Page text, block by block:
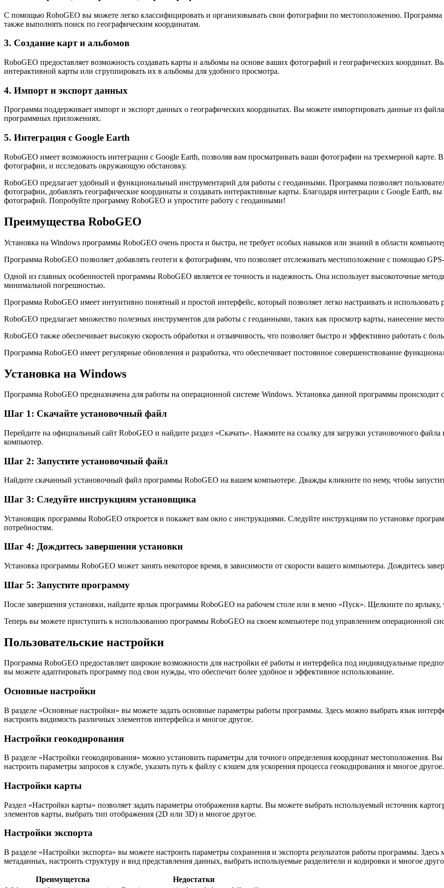
С помощью RoboGEO вы можете легко классифицировать и организовывать свои фотографии по местоположению. Программа
также выполнять поиск по географическим координатам.
3. Создание карт и альбомов
RoboGEO предоставляет возможность создавать карты и альбомы на основе ваших фотографий и географических координат.
интерактивной карты или сгруппировать их в альбомы для удобного просмотра.
4. Импорт и экспорт данных
Программа поддерживает импорт и экспорт данных о географических координатах. Вы можете импортировать данные из
программных приложениях.
5. Интеграция с Google Earth
RoboGEO имеет возможность интеграции с Google Earth, позволяя вам просматривать ваши фотографии на трехмерной
фотографии, и исследовать окружающую обстановку.
RoboGEO предлагает удобный и функциональный инструментарий для работы с геоданными. Программа позволяет
фотографии, добавлять географические координаты и создавать интерактивные карты. Благодаря интеграции с Google Earth,
фотографий. Попробуйте программу RoboGEO и упростите работу с геоданными!
Преимущества RoboGEO
Установка на Windows программы RoboGEO очень проста и быстра, не требует особых навыков или знаний в области
Программа RoboGEO позволяет добавлять геотеги к фотографиям, что позволяет отслеживать местоположение с помощью
Одной из главных особенностей программы RoboGEO является ее точность и надежность. Она использует высокоточные
минимальной погрешностью.
Программа RoboGEO имеет интуитивно понятный и простой интерфейс, который позволяет легко настраивать и
RoboGEO предлагает множество полезных инструментов для работы с геоданными, таких как просмотр карты, нанесение
RoboGEO также обеспечивает высокую скорость обработки и отзывчивость, что позволяет быстро и эффективно работать с
Программа RoboGEO имеет регулярные обновления и разработка, что обеспечивает постоянное совершенствование
Установка на Windows
Программа RoboGEO предназначена для работы на операционной системе Windows. Установка данной программы
Шаг 1: Скачайте установочный файл
Перейдите на официальный сайт RoboGEO и найдите раздел «Скачать». Нажмите на ссылку для загрузки установочного
компьютер.
Шаг 2: Запустите установочный файл
Найдите скачанный установочный файл программы RoboGEO на вашем компьютере. Дважды кликните по нему, чтобы
Шаг 3: Следуйте инструкциям установщика
Установщик программы RoboGEO откроется и покажет вам окно с инструкциями. Следуйте инструкциям по установке
потребностям.
Шаг 4: Дождитесь завершения установки
Установка программы RoboGEO может занять некоторое время, в зависимости от скорости вашего компьютера. Дождитесь
Шаг 5: Запустите программу
После завершения установки, найдите ярлык программы RoboGEO на рабочем столе или в меню «Пуск». Щелкните по ярлыку,
Теперь вы можете приступить к использованию программы RoboGEO на своем компьютере под управлением операционной
Пользовательские настройки
Программа RoboGEO предоставляет широкие возможности для настройки её работы и интерфейса под индивидуальные
вы можете адаптировать программу под свои нужды, что обеспечит более удобное и эффективное использование.
Основные настройки
В разделе «Основные настройки» вы можете задать основные параметры работы программы. Здесь можно выбрать язык
настроить видимость различных элементов интерфейса и многое другое.
Настройки геокодирования
В разделе «Настройки геокодирования» можно установить параметры для точного определения координат местоположения.
настроить параметры запросов к службе, указать путь к файлу с кэшем для ускорения процесса геокодирования и многое другое.
Настройки карты
Раздел «Настройки карты» позволяет задать параметры отображения карты. Вы можете выбрать используемый источник
элементов карты, выбрать тип отображения (2D или 3D) и многое другое.
Настройки экспорта
В разделе «Настройки экспорта» вы можете настроить параметры сохранения и экспорта результатов работы программы.
метаданных, настроить структуру и вид представления данных, выбрать используемые разделители и кодировки и многое
Преимущетсва
Недостатки